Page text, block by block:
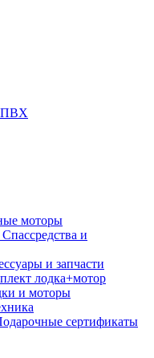
ПВХ
моторы
Спассредства и
и запчасти
лодка+мотор
и моторы
сертификаты